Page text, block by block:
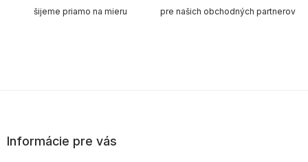
šijeme priamo na mieru pre našich obchodných partnerov
pInformácie pre vás